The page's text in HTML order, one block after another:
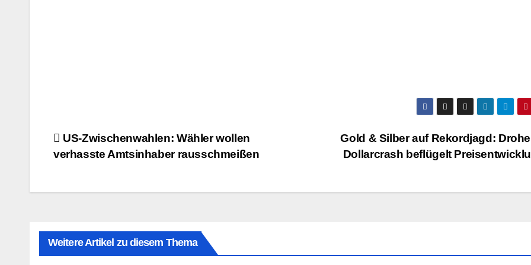
Beitragsnavigation
Gold & Silber auf Rekordjagd:
Dollarcrash beflügelt
US-Zwischenwahlen: Wähler wollen
verhasste Amtsinhaber rausschmeißen
Weitere Artikel zu diesem Thema